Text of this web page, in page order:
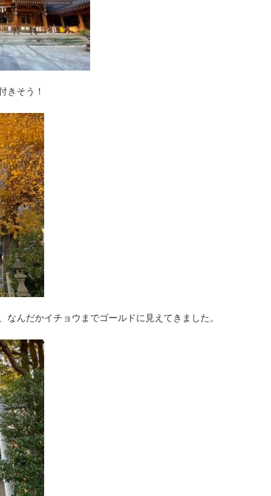
きそう！
なんだかイチョウまでゴールドに見えてきました。